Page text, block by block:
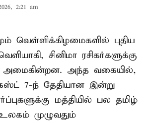
2:21 am
வெள்ளிக்கிழமைகளில் புதிய
சினிமா ரசிகர்களுக்கு
அமைகின்றன. அந்த வகையில்,
7-ந் தேதியான இன்று
மத்தியில் பல தமிழ்
முழுவதும்